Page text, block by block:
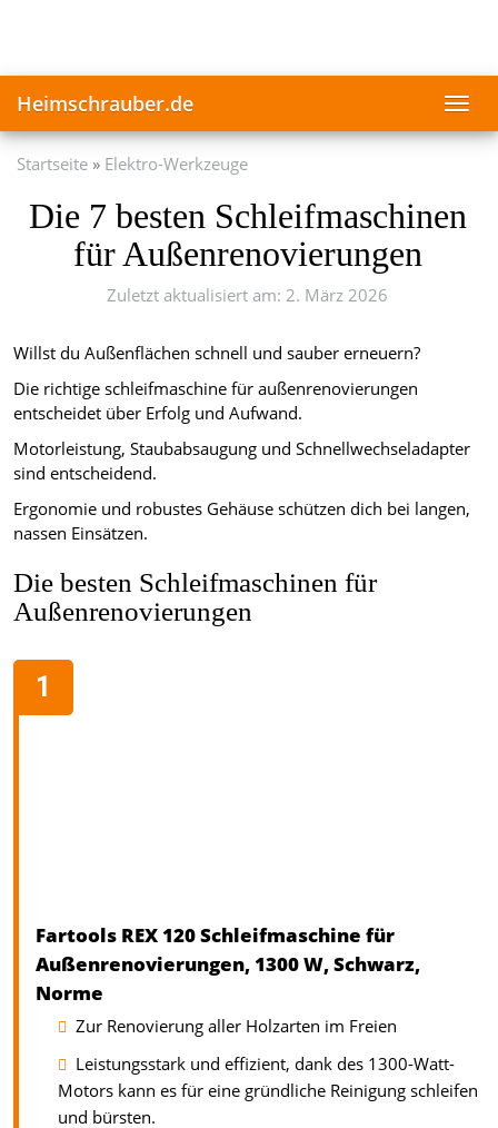
Heimschrauber.de
Startseite Elektro-Werkzeuge
Die 7 besten Schleifmaschinen
für Außenrenovierungen
Zuletzt aktualisiert am: 2. März 2026
Willst du Außenflächen schnell und sauber erneuern?
Die richtige schleifmaschine für außenrenovierungen
entscheidet über Erfolg und Aufwand.
Motorleistung, Staubabsaugung und Schnellwechseladapter
sind entscheidend.
Ergonomie und robustes Gehäuse schützen dich bei langen,
nassen Einsätzen.
Die besten Schleifmaschinen für
Außenrenovierungen
Fartools REX 120 Schleifmaschine für
Außenrenovierungen, 1300 W, Schwarz,
Norme
Zur Renovierung aller Holzarten im Freien
Leistungsstark und effizient, dank des 1300-Watt-
Motors kann es für eine gründliche Reinigung schleifen
und bürsten.